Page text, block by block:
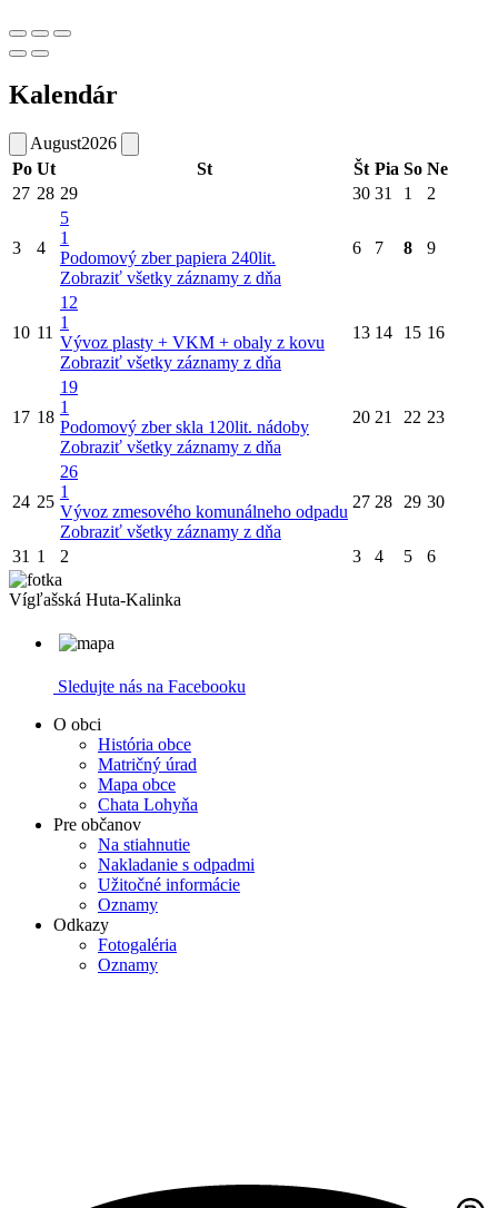
Kalendár
August2026
Po Ut St Št Pia So Ne
27 28 29 30 31 1 2
3 4
5
1
Podomový zber papiera 240lit.
Zobraziť všetky záznamy z dňa
6 7 8 9
10 11
12
1
Vývoz plasty + VKM + obaly z kovu
Zobraziť všetky záznamy z dňa
13 14 15 16
17 18
19
1
Podomový zber skla 120lit. nádoby
Zobraziť všetky záznamy z dňa
20 21 22 23
24 25
26
1
Vývoz zmesového komunálneho odpadu
Zobraziť všetky záznamy z dňa
27 28 29 30
31 1 2 3 4 5 6
Vígľašská Huta-Kalinka
Sledujte nás na Facebooku
O obci
História obce
Matričný úrad
Mapa obce
Chata Lohyňa
Pre občanov
Na stiahnutie
Nakladanie s odpadmi
Užitočné informácie
Oznamy
Odkazy
Fotogaléria
Oznamy